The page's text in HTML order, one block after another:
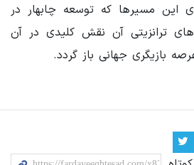
این مسیرها که توسعه چابهار در
ترانزیتی آن نقش کلیدی در آن
بازیگری جهانی باز گردد.